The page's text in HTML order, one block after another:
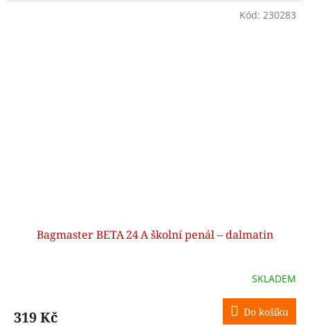
Bagmaster BETA 24 A školní penál – dalmatin
SKLADEM
319 Kč Do košíku
Kód: 230283